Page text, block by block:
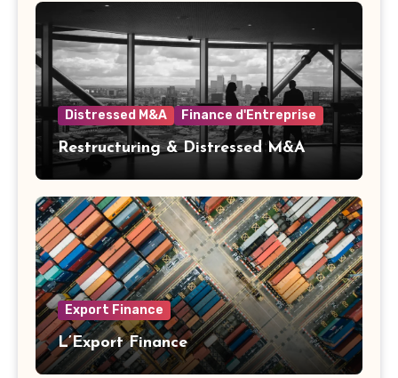
Distressed M&A Finance d'Entreprise
Restructuring & Distressed M&A
Export Finance
L’Export Finance